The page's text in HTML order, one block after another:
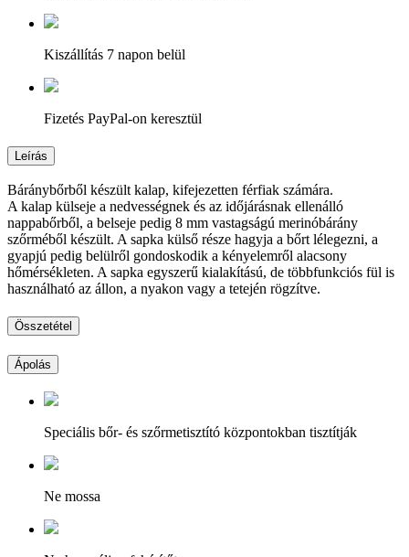
Kiszállítás 7 napon belül
Fizetés PayPal-on keresztül
Leírás
Báránybőrből készült kalap, kifejezetten férfiak számára.
A kalap külseje a nedvességnek és az időjárásnak ellenálló
nappabőrből, a belseje pedig 8 mm vastagságú merinóbárány
szőrméből készült. A sapka külső része hagyja a bőrt lélegezni, a
gyapjú pedig belülről gondoskodik a kényelemről alacsony
hőmérsékleten. A sapka egyszerű kialakítású, de többfunkciós fül is
használható az állon, a nyakon vagy a tetején rögzítve.
Összetétel
Ápolás
Speciális bőr- és szőrmetisztító központokban tisztítják
Ne mossa